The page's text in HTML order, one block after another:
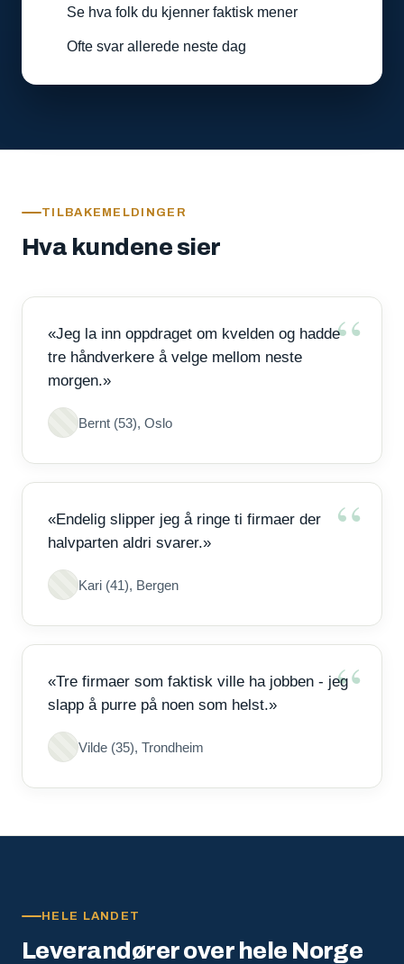
Se hva folk du kjenner faktisk mener
Ofte svar allerede neste dag
TILBAKEMELDINGER
Hva kundene sier
«Jeg la inn oppdraget om kvelden og hadde
tre håndverkere å velge mellom neste
morgen.»
Bernt (53), Oslo
«Endelig slipper jeg å ringe ti firmaer der
halvparten aldri svarer.»
Kari (41), Bergen
«Tre firmaer som faktisk ville ha jobben - jeg
slapp å purre på noen som helst.»
Vilde (35), Trondheim
HELE LANDET
Leverandører over hele Norge